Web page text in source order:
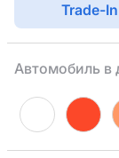
Trade-In
Автомобиль в